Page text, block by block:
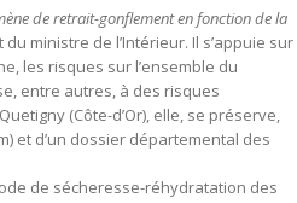
de retrait-gonflement en fonction de la
ministre de l’Intérieur. Il s’appuie sur
les risques sur l’ensemble du
entre autres, à des risques
(Côte-d’Or), elle, se préserve,
et d’un dossier départemental des
de sécheresse-réhydratation des